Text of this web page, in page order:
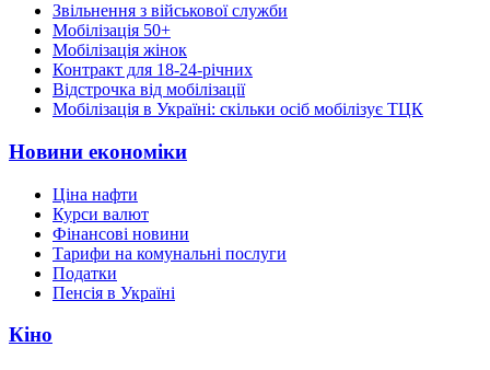
Звільнення з військової служби
Мобілізація 50+
Мобілізація жінок
Контракт для 18-24-річних
Відстрочка від мобілізації
Мобілізація в Україні: скільки осіб мобілізує ТЦК
Новини економіки
Ціна нафти
Курси валют
Фінансові новини
Тарифи на комунальні послуги
Податки
Пенсія в Україні
Кіно